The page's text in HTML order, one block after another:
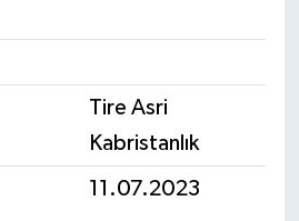
Tire Asri
Kabristanlık
11.07.2023